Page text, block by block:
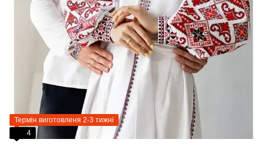
Термін виготовленя 2-3 тижні
4